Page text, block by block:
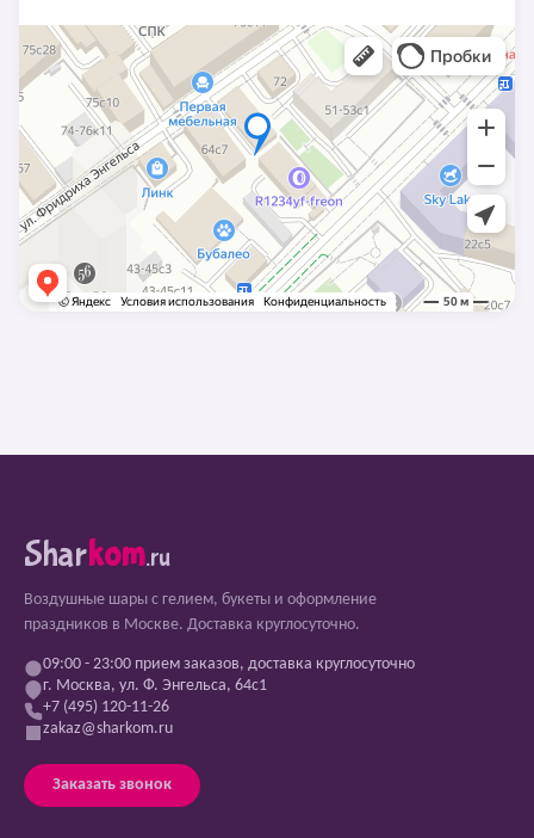
Sharkom.ru
Воздушные шары с гелием, букеты и оформление
праздников в Москве. Доставка круглосуточно.
09:00 - 23:00 прием заказов, доставка круглосуточно
г. Москва, ул. Ф. Энгельса, 64с1
+7 (495) 120-11-26
zakaz@sharkom.ru
Заказать звонок